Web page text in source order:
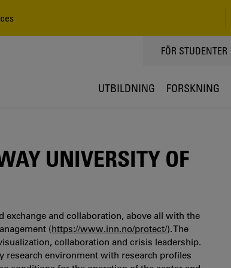
TOPPMENY
FÖR STUDENTER
UTBILDNING FORSKNING
UNIVERSITY OF
and collaboration, above all with the
(https://www.inn.no/protect/). The
collaboration and crisis leadership.
environment with research profiles